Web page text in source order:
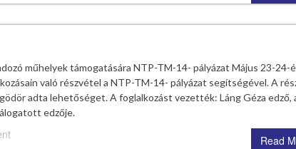
műhelyek támogatására NTP-TM-14- pályázat Május 23-24-
való részvétel a NTP-TM-14- pályázat segítségével. A
adta lehetőséget. A foglalkozást vezették: Láng Géza edző,
edzője.
Read